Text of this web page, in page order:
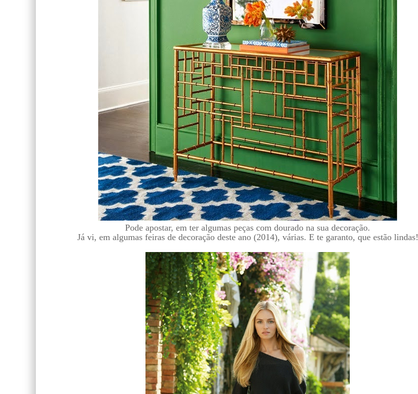
Pode apostar, em ter algumas peças com dourado na sua decoração.
Já vi, em algumas feiras de decoração deste ano (2014), várias. E te garanto, que estão lindas!